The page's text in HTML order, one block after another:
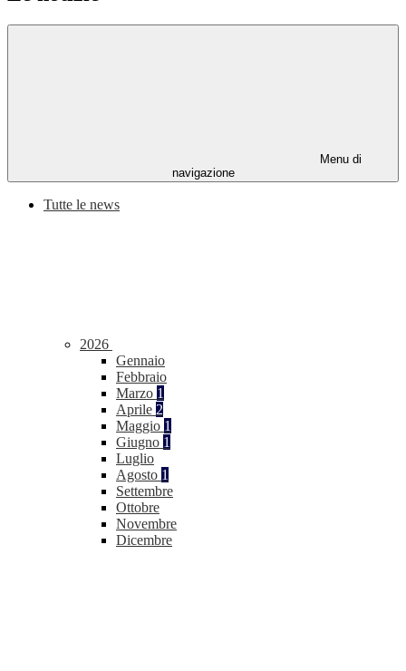
Menu di
navigazione
Tutte le news
2026
Gennaio
Febbraio
Marzo 1
Aprile 2
Maggio 1
Giugno 1
Luglio
Agosto 1
Settembre
Ottobre
Novembre
Dicembre